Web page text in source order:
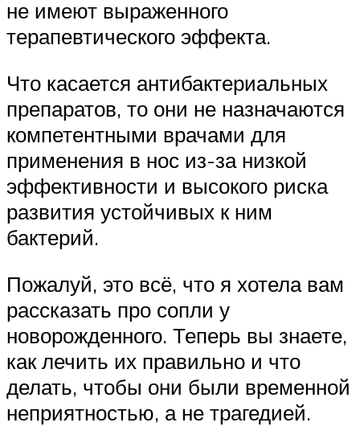
не имеют выраженного
терапевтического эффекта.
Что касается антибактериальных
препаратов, то они не назначаются
компетентными врачами для
применения в нос из-за низкой
эффективности и высокого риска
развития устойчивых к ним
бактерий.
Пожалуй, это всё, что я хотела вам
рассказать про сопли у
новорожденного. Теперь вы знаете,
как лечить их правильно и что
делать, чтобы они были временной
неприятностью, а не трагедией.